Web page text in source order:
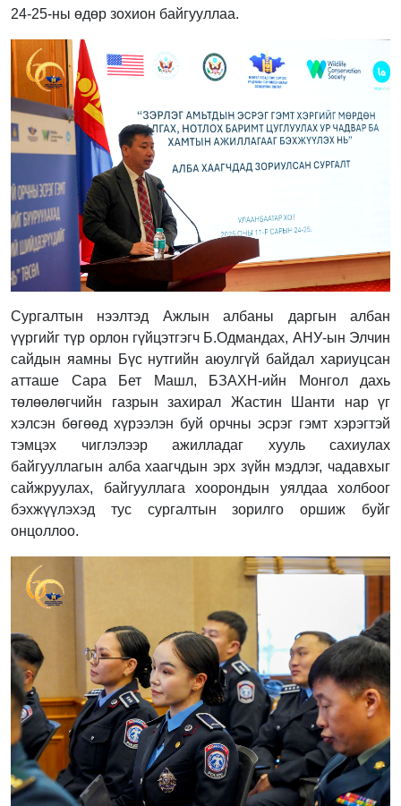
24-25-ны өдөр зохион байгууллаа.
Сургалтын нээлтэд Ажлын албаны даргын албан
үүргийг түр орлон гүйцэтгэгч Б.Одмандах, АНУ-ын Элчин
сайдын яамны Бүс нутгийн аюулгүй байдал хариуцсан
атташе Сара Бет Машл, БЗАХН-ийн Монгол дахь
төлөөлөгчийн газрын захирал Жастин Шанти нар үг
хэлсэн бөгөөд хүрээлэн буй орчны эсрэг гэмт хэрэгтэй
тэмцэх чиглэлээр ажилладаг хууль сахиулах
байгууллагын алба хаагчдын эрх зүйн мэдлэг, чадавхыг
сайжруулах, байгууллага хоорондын уялдаа холбоог
бэхжүүлэхэд тус сургалтын зорилго оршиж буйг
онцоллоо.